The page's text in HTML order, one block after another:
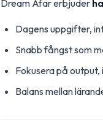
Dream Afar erbjuder
Dagens uppgifter,
Snabb fångst som
Fokusera på
Balans mellan